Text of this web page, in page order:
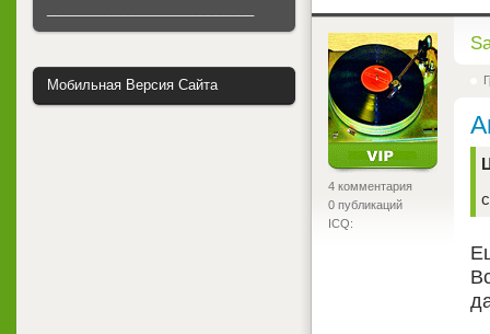
<
4 комментария
0 публикаций
ICQ:
Мобильная Версия Сайта